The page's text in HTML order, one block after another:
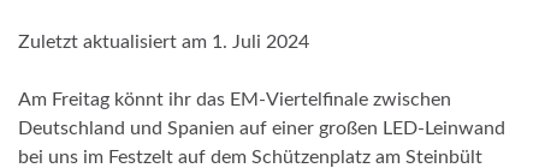
Zuletzt aktualisiert am 1. Juli 2024
Am Freitag könnt ihr das EM-Viertelfinale zwischen
Deutschland und Spanien auf einer großen LED-Leinwand
bei uns im Festzelt auf dem Schützenplatz am Steinbült